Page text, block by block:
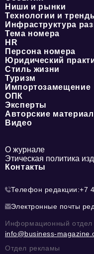
Ниши и рынки
Технологии и
Инфраструктура
Тема номера
HR
Персона номера
Юридический
Стиль жизни
Туризм
Импортозамещение
ОПК
Эксперты
Авторские
Видео
О журнале
Этическая политика
Контакты
Телефон редакции:+7
Электронные почты
Информационный отдел
info@business-
Отдел рекламы